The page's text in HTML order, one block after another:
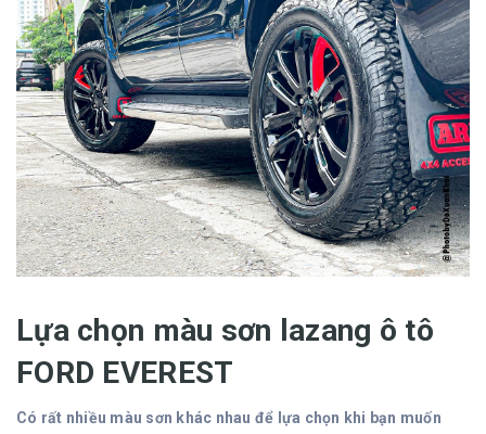
Lựa chọn màu sơn lazang ô tô
FORD EVEREST
Có rất nhiều màu sơn khác nhau để lựa chọn khi bạn muốn